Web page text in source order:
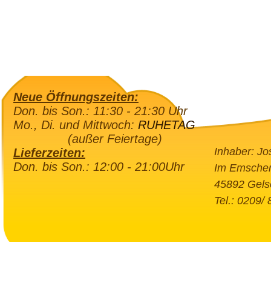
Inhaber:
Im
45892
Tel.: 0209/
Neue Öffnungszeiten:
Don. bis Son.: 11:30 - 21:30 Uhr
Mo., Di. und Mittwoch: RUHETAG
(außer Feiertage)
Lieferzeiten:
Don. bis Son.: 12:00 - 21:00Uhr